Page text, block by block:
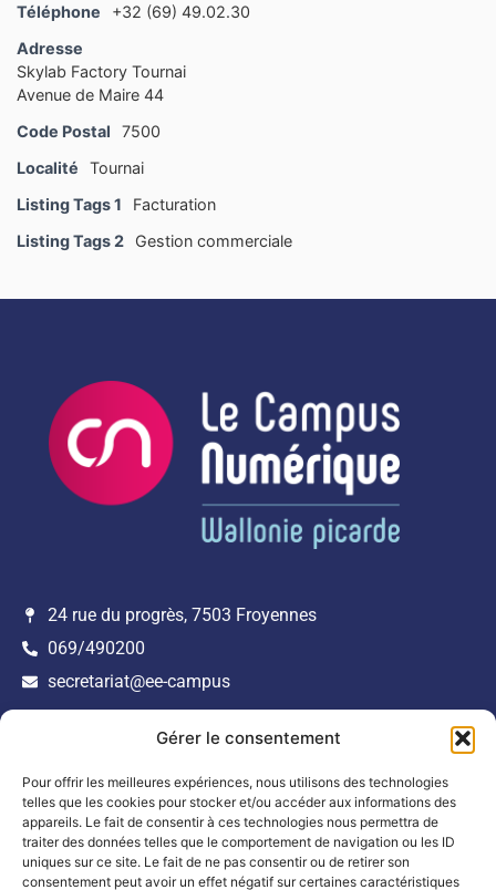
Gérer le consentement
Pour offrir les meilleures expériences, nous utilisons des technologies
telles que les cookies pour stocker et/ou accéder aux informations des
appareils. Le fait de consentir à ces technologies nous permettra de
traiter des données telles que le comportement de navigation ou les ID
uniques sur ce site. Le fait de ne pas consentir ou de retirer son
consentement peut avoir un effet négatif sur certaines caractéristiques
Téléphone
+32 (69) 49.02.30
Adresse
Skylab Factory Tournai
Avenue de Maire 44
Code Postal
7500
Localité
Tournai
Listing Tags 1
Facturation
Listing Tags 2
Gestion commerciale
24 rue du progrès, 7503 Froyennes
069/490200
secretariat@ee-campus
Annuaire
Incubateur Numérique
Incubateur Cybersécurité
Nos Services
Politique de confidentialité
Je souhaite être répertorié
entreprises numériques de
Wallonie picarde.
INSCRIPTION